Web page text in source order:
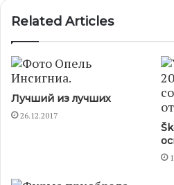
Related Articles
Лучший из лучших
26.12.2017